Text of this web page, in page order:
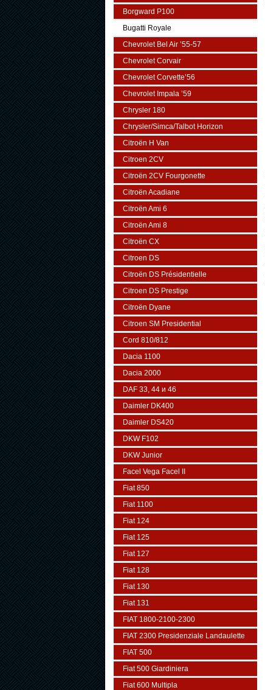
Borgward P100
Bugatti Royale
Chevrolet Bel Air ’55-57
Chevrolet Corvair
Chevrolet Corvette’56
Chevrolet Impala ’59
Chrysler 180
Chrysler/Simca/Talbot Horizon
Citroën H Van
Citroen 2CV
Citroën 2CV Fourgonette
Citroën Acadiane
Citroën Ami 6
Citroën Ami 8
Citroën CX
Citroen DS
Citroën DS Présidentielle
Citroen DS Prestige
Citroën Dyane
Citroen SM Presidential
Cord 810/812
Dacia 1100
Dacia 2000
DAF 33, 44 и 46
Daimler DK400
Daimler DS420
DKW F102
DKW Junior
Facel Vega Facel II
Fiat 850
Fiat 1100
Fiat 124
Fiat 125
Fiat 127
Fiat 128
Fiat 130
Fiat 131
FIAT 1800-2100-2300
FIAT 2300 Presidenziale Landaulette
FIAT 500
Fiat 500 Giardiniera
Fiat 600 Multipla